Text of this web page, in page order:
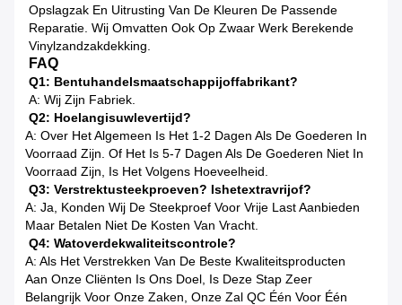
Opslagzak En Uitrusting Van De Kleuren De Passende
Reparatie. Wij Omvatten Ook Op Zwaar Werk Berekende
Vinylzandzakdekking.
FAQ
Q1: Bentuhandelsmaatschappijoffabrikant?
A: Wij Zijn Fabriek.
Q2: Hoelangisuwlevertijd?
A: Over Het Algemeen Is Het 1-2 Dagen Als De Goederen In
Voorraad Zijn. Of Het Is 5-7 Dagen Als De Goederen Niet In
Voorraad Zijn, Is Het Volgens Hoeveelheid.
Q3: Verstrektusteekproeven? Ishetextravrijof?
A: Ja, Konden Wij De Steekproef Voor Vrije Last Aanbieden
Maar Betalen Niet De Kosten Van Vracht.
Q4: Watoverdekwaliteitscontrole?
A: Als Het Verstrekken Van De Beste Kwaliteitsproducten
Aan Onze Cliënten Is Ons Doel, Is Deze Stap Zeer
Belangrijk Voor Onze Zaken, Onze Zal QC Één Voor Één